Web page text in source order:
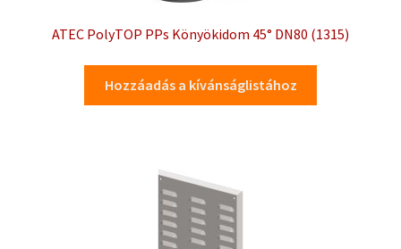
ATEC PolyTOP PPs Könyökidom 45° DN80 (1315)
Hozzáadás a kívánságlistához